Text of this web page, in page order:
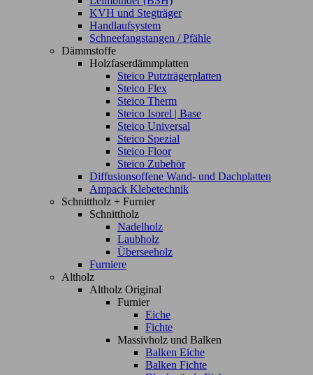
KVH und Stegträger
Handlaufsystem
Schneefangstangen / Pfähle
Dämmstoffe
Holzfaserdämmplatten
Steico Putzträgerplatten
Steico Flex
Steico Therm
Steico Isorel | Base
Steico Universal
Steico Spezial
Steico Floor
Steico Zubehör
Diffusionsoffene Wand- und Dachplatten
Ampack Klebetechnik
Schnittholz + Furnier
Schnittholz
Nadelholz
Laubholz
Überseeholz
Furniere
Altholz
Altholz Original
Furnier
Eiche
Fichte
Massivholz und Balken
Balken Eiche
Balken Fichte